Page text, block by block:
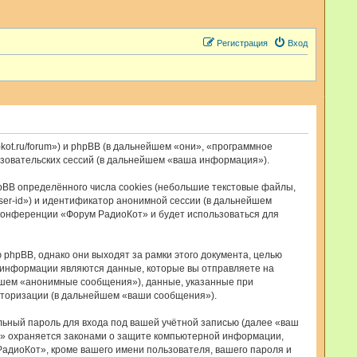
Вход
Регистрация
forum») и phpBB (в дальнейшем «они», «программное
сессий (в дальнейшем «ваша информация»).
определённого числа cookies (небольшие текстовые файлы,
id») и идентификатор анонимной сессии (в дальнейшем
«Форум РадиоКот» и будет использоваться для
однако они выходят за рамки этого документа, целью
являются данные, которые вы отправляете на
«анонимные сообщения»), данные, указанные при
(в дальнейшем «ваши сообщения»).
пароль для входа под вашей учётной записью (далее «ваш
законами о защите компьютерной информации,
кроме вашего имени пользователя, вашего пароля и